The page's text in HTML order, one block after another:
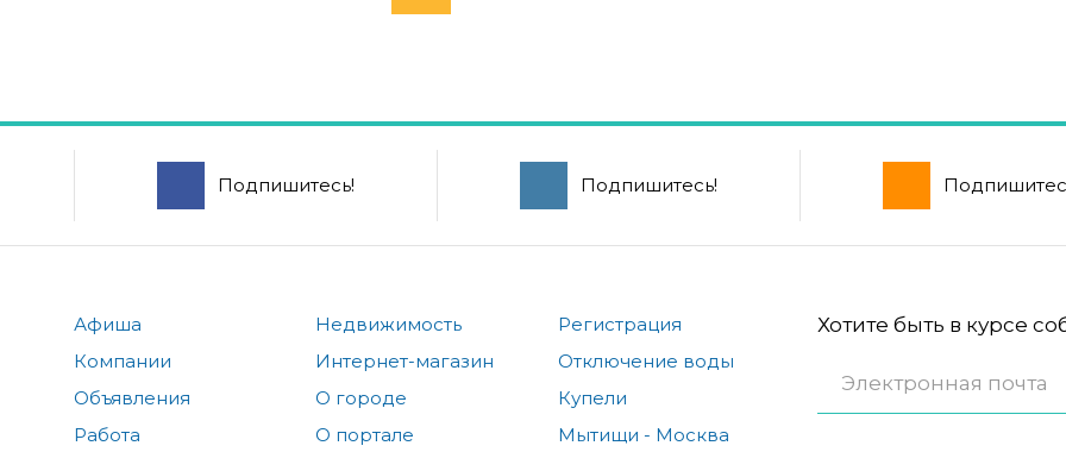
Подпишитесь! Подпишитесь!
Афиша
Компании
Объявления
Работа
Недвижимость
Интернет-магазин
О городе
О портале
Регистрация
Отключение воды
Купели
Мытищи - Москва
Хотите быть в курсе